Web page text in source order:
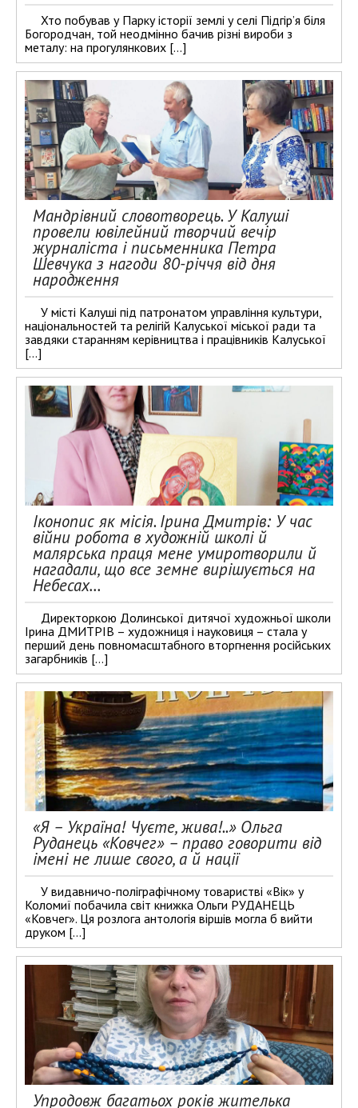
Хто побував у Парку історії землі у селі Підгір’я біля
Богородчан, той неодмінно бачив різні вироби з
металу: на прогулянкових […]
Мандрівний словотворець. У Калуші
провели ювілейний творчий вечір
журналіста і письменника Петра
Шевчука з нагоди 80-річчя від дня
народження
У місті Калуші під патронатом управління культури,
національностей та релігій Калуської міської ради та
завдяки старанням керівництва і працівників Калуської
[…]
Іконопис як місія. Ірина Дмитрів: У час
війни робота в художній школі й
малярська праця мене умиротворили й
нагадали, що все земне вирішується на
Небесах…
Директоркою Долинської дитячої художньої школи
Ірина ДМИТРІВ – художниця і науковиця – стала у
перший день повномасштабного вторгнення російських
загарбників […]
«Я – Україна! Чуєте, жива!..» Ольга
Руданець «Ковчег» – право говорити від
імені не лише свого, а й нації
У видавничо-поліграфічному товаристві «Вік» у
Коломиї побачила світ книжка Ольги РУДАНЕЦЬ
«Ковчег». Ця розлога антологія віршів могла б вийти
друком […]
Упродовж багатьох років жителька